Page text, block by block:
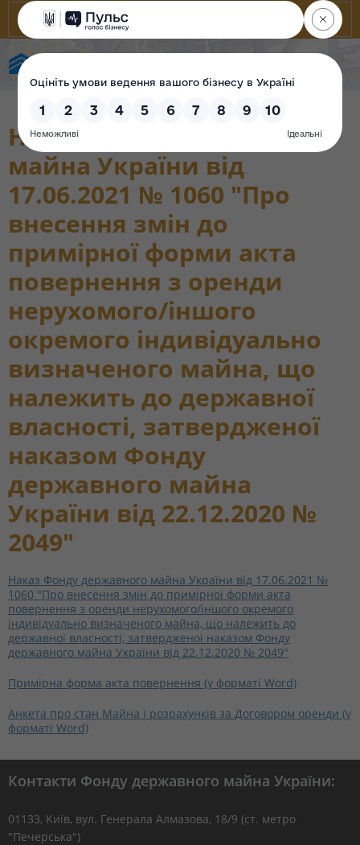
Наказ Фонду державного
майна України від
17.06.2021 № 1060 "Про
внесення змін до
примірної форми акта
повернення з оренди
нерухомого/іншого
окремого індивідуально
визначеного майна, що
належить до державної
власності, затвердженої
наказом Фонду
державного майна
України від 22.12.2020 №
2049"
Наказ Фонду державного майна України від 17.06.2021 №
1060 "Про внесення змін до примірної форми акта
повернення з оренди нерухомого/іншого окремого
індивідуально визначеного майна, що належить до
державної власності, затвердженої наказом Фонду
державного майна України від 22.12.2020 № 2049"
Примірна форма акта повернення (у форматі Word)
Анкета про стан Майна і розрахунків за Договором оренди (у
форматі Word)
Контакти Фонду державного майна України:
01133, Kиїв, вул. Генерала Алмазова, 18/9 (ст. метро
"Печерська")